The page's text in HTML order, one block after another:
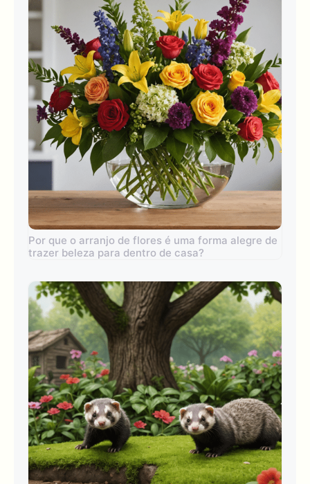
Por que o arranjo de flores é uma forma alegre de
trazer beleza para dentro de casa?